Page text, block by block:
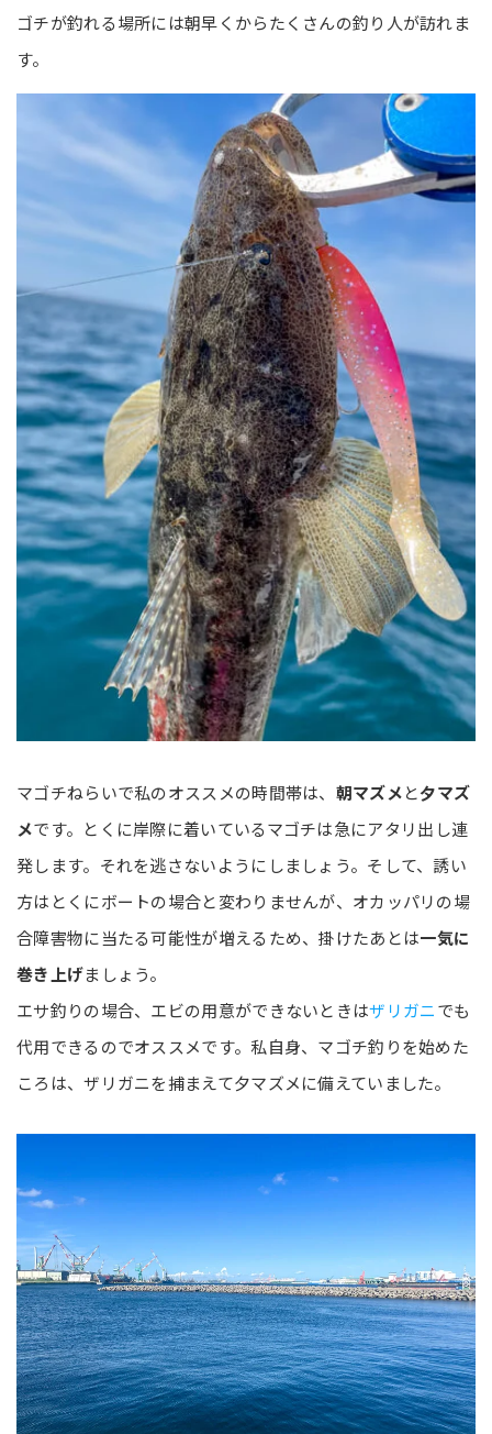
ゴチが釣れる場所には朝早くからたくさんの釣り人が訪れま
す。
マゴチねらいで私のオススメの時間帯は、 朝マズメと夕マズ
メです。とくに岸際に着いているマゴチは急にアタリ出し連
発します。それを逃さないようにしましょう。そして、誘い
方はとくにボートの場合と変わりませんが、オカッパリの場
合障害物に当たる可能性が増えるため、掛けたあとは一気に
巻き上げましょう。
エサ釣りの場合、エビの用意ができないときはザリガニでも
代用できるのでオススメです。私自身、マゴチ釣りを始めた
ころは、ザリガニを捕まえて夕マズメに備えていました。